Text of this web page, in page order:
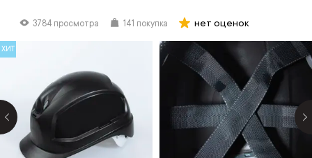
3784 просмотра 141 покупка нет оценок
ХИТ